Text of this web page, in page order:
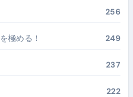
256
極める！ 249
237
222